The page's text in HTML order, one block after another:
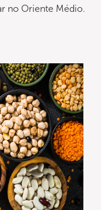
no Oriente Médio.